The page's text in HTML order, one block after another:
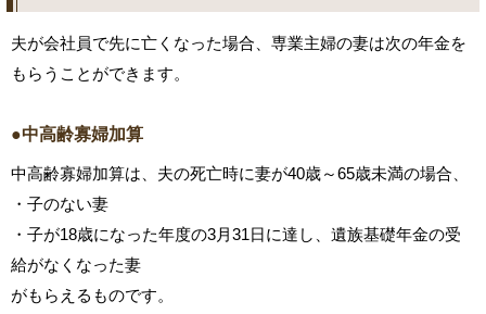
夫が会社員で先に亡くなった場合、専業主婦の妻は次の年金を
もらうことができます。
●中高齢寡婦加算
中高齢寡婦加算は、夫の死亡時に妻が40歳～65歳未満の場合、
・子のない妻
・子が18歳になった年度の3月31日に達し、遺族基礎年金の受
給がなくなった妻
がもらえるものです。